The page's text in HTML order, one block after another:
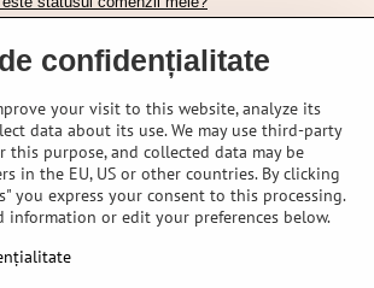
comanda. Cum pot face asta?
pentru încălțămintea Shimano.
amortizată potrivită?
potrivită a căștii?
Shimano.
tubeless Schwalbe.
confidențialitate
your visit to this website, analyze its
data about its use. We may use third-party
this purpose, and collected data may be
in the EU, US or other countries. By clicking
you express your consent to this processing.
information or edit your preferences below.